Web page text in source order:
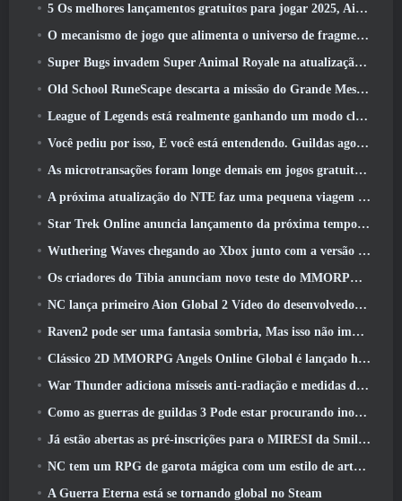
5 Os melhores lançamentos gratuitos para jogar 2025, Ainda vale a pena jogar 2026?
O mecanismo de jogo que alimenta o universo de fragmentos únicos do Eve Online agora é de código aberto
Super Bugs invadem Super Animal Royale na atualização ‘Super Natural’
Old School RuneScape descarta a missão do Grande Mestre ‘The Blood Moon Rises’, Encerrando uma missão de 20 anos
League of Legends está realmente ganhando um modo clássico
Você pediu por isso, E você está entendendo. Guildas agora estão disponíveis em Eterspire
As microtransações foram longe demais em jogos gratuitos?
A próxima atualização do NTE faz uma pequena viagem paralela a um jogo de mesa de fantasia
Star Trek Online anuncia lançamento da próxima temporada “Undiscovered”
Wuthering Waves chegando ao Xbox junto com a versão 3.5 Atualizar
Os criadores do Tibia anunciam novo teste do MMORPG de zumbis da velha escola, Persistir on-line
NC lança primeiro Aion Global 2 Vídeo do desenvolvedor, Compartilhando detalhes sobre o jogo
Raven2 pode ser uma fantasia sombria, Mas isso não impede a diversão do verão
Clássico 2D MMORPG Angels Online Global é lançado hoje
War Thunder adiciona mísseis anti-radiação e medidas de suporte eletrônico na atualização da cavalaria pesada
Como as guerras de guildas 3 Pode estar procurando inovar no espaço MMO
Já estão abertas as pré-inscrições para o MIRESI da Smilegate: Futuro Invisível
NC tem um RPG de garota mágica com um estilo de arte inspirado em anime dos anos 90 em desenvolvimento
A Guerra Eterna está se tornando global no Steam